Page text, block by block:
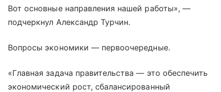
Вот основные направления нашей работы», —
подчеркнул Александр Турчин.
Вопросы экономики — первоочередные.
«Главная задача правительства — это обеспечить
экономический рост, сбалансированный